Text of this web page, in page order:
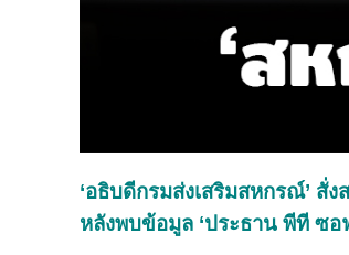
‘อธิบดีกรมส่งเสริมสหกรณ์’ สั่ง
หลังพบข้อมูล ‘ประธาน พีที ซ